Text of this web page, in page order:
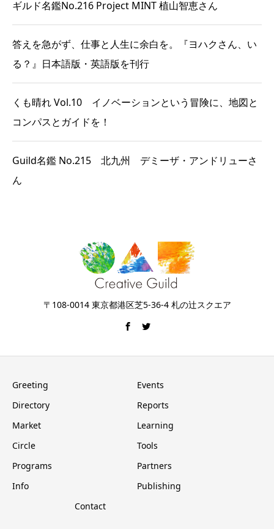
ギルド名鑑No.216 Project MINT 植山智恵さん
答えを急がず、仕事と人生に余白を。『ヨハクさん、い
る？』日本語版・英語版を刊行
くも晴れ Vol.10 イノベーションという冒険に、地図と
コンパスとガイドを！
Guild名鑑 No.215 北九州 デミーザ・アンドリューさ
ん
〒108-0014 東京都港区芝5-36-4 札の辻スクエア
Greeting
Events
Directory
Reports
Market
Learning
Circle
Tools
Programs
Partners
Info
Publishing
Contact